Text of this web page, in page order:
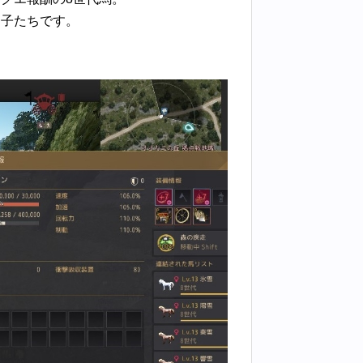
たちです。